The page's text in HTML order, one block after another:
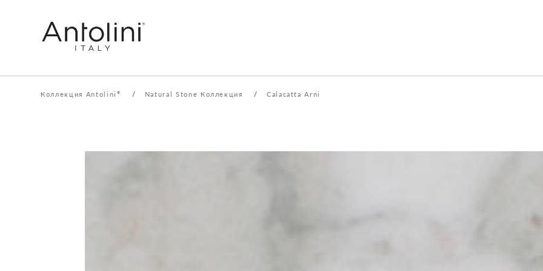
Коллекция Antolini ® / Natural Stone Коллекция / Calacatta Arni